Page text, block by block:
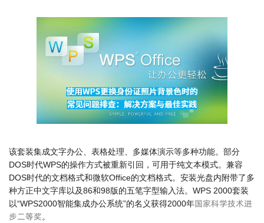
该套装集成文字办公、表格处理、多媒体演示等多种功能。部分
DOS时代WPS的操作方式被重新引回，可用于纯文本模式。兼容
DOS时代的文档格式和微软Office的文档格式。安装光盘内附带了多
种方正中文字库以及86和98版的五笔字型输入法。WPS 2000套装
以“WPS2000智能集成办公系统”的名义获得2000年国家科学技术进
步二等奖。